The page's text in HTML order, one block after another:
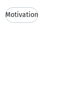
Motivation